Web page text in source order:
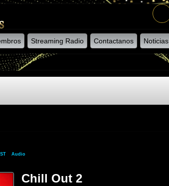
Streaming Radio Contactanos Noticias
» Audio» Chill Out 2
Chill Out 2